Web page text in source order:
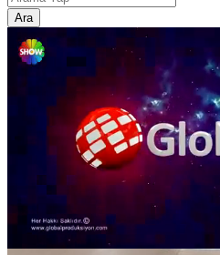
Ara
Sesi
Aç
Yüklendi